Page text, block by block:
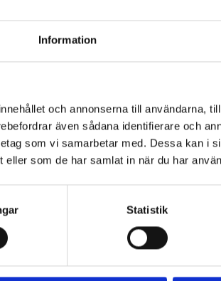
Information
och annonserna till användarna,
även sådana identifierare och
som vi samarbetar med. Dessa kan i
som de har samlat in när du har
Statistik